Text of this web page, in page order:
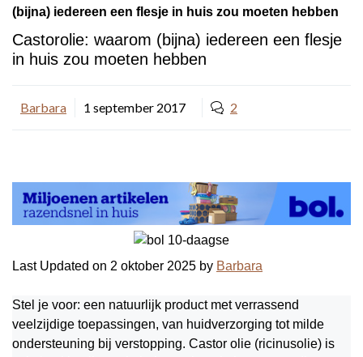
(bijna) iedereen een flesje in huis zou moeten hebben
Castorolie: waarom (bijna) iedereen een flesje
in huis zou moeten hebben
Barbara 1 september 2017 2
Last Updated on 2 oktober 2025 by Barbara
Stel je voor: een natuurlijk product met verrassend
veelzijdige toepassingen, van huidverzorging tot milde
ondersteuning bij verstopping. Castor olie (ricinusolie) is